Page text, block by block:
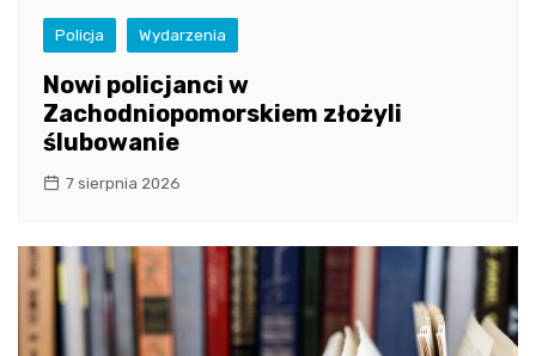
Policja Wydarzenia
Nowi policjanci w
Zachodniopomorskiem złożyli
ślubowanie
7 sierpnia 2026